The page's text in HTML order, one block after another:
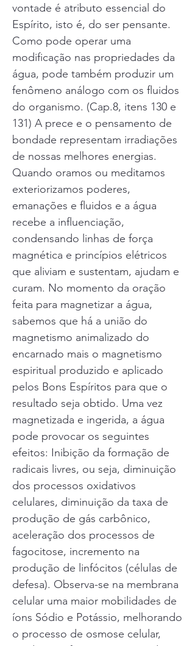
vontade é atributo essencial do
Espírito, isto é, do ser pensante.
Como pode operar uma
modificação nas propriedades da
água, pode também produzir um
fenômeno análogo com os fluidos
do organismo. (Cap.8, itens 130 e
131) A prece e o pensamento de
bondade representam irradiações
de nossas melhores energias.
Quando oramos ou meditamos
exteriorizamos poderes,
emanações e fluidos e a água
recebe a influenciação,
condensando linhas de força
magnética e princípios elétricos
que aliviam e sustentam, ajudam e
curam. No momento da oração
feita para magnetizar a água,
sabemos que há a união do
magnetismo animalizado do
encarnado mais o magnetismo
espiritual produzido e aplicado
pelos Bons Espíritos para que o
resultado seja obtido. Uma vez
magnetizada e ingerida, a água
pode provocar os seguintes
efeitos: Inibição da formação de
radicais livres, ou seja, diminuição
dos processos oxidativos
celulares, diminuição da taxa de
produção de gás carbônico,
aceleração dos processos de
fagocitose, incremento na
produção de linfócitos (células de
defesa). Observa-se na membrana
celular uma maior mobilidades de
íons Sódio e Potássio, melhorando
o processo de osmose celular,